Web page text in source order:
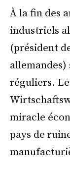
À la fin des
industriels
(président
réguliers.
miracle
pays de